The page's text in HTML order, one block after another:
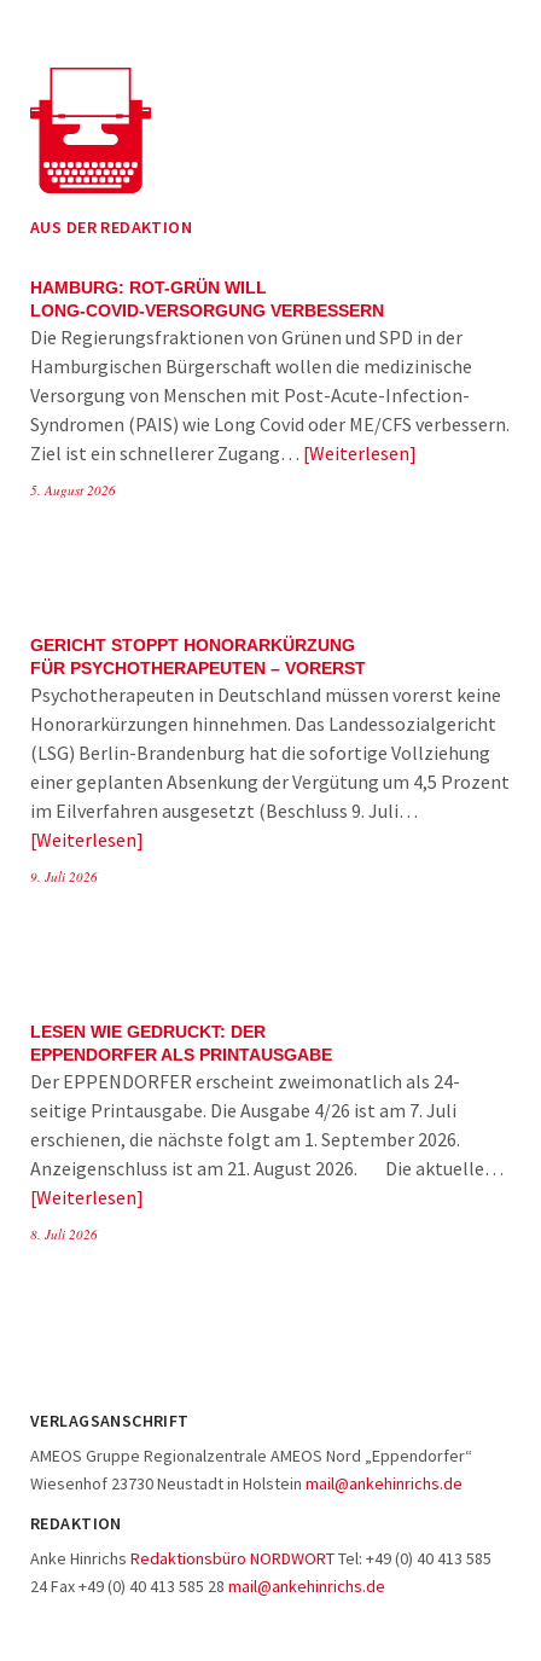
AUS DER REDAKTION
HAMBURG: ROT-GRÜN WILL
LONG-COVID-VERSORGUNG VERBESSERN
Die Regierungsfraktionen von Grünen und SPD in der
Hamburgischen Bürgerschaft wollen die medizinische
Versorgung von Menschen mit Post-Acute-Infection-
Syndromen (PAIS) wie Long Covid oder ME/CFS verbessern.
Ziel ist ein schnellerer Zugang… Weiterlesen
5. August 2026
GERICHT STOPPT HONORARKÜRZUNG
FÜR PSYCHOTHERAPEUTEN – VORERST
Psychotherapeuten in Deutschland müssen vorerst keine
Honorarkürzungen hinnehmen. Das Landessozialgericht
(LSG) Berlin-Brandenburg hat die sofortige Vollziehung
einer geplanten Absenkung der Vergütung um 4,5 Prozent
im Eilverfahren ausgesetzt (Beschluss 9. Juli…
Weiterlesen
9. Juli 2026
LESEN WIE GEDRUCKT: DER
EPPENDORFER ALS PRINTAUSGABE
Der EPPENDORFER erscheint zweimonatlich als 24-
seitige Printausgabe. Die Ausgabe 4/26 ist am 7. Juli
erschienen, die nächste folgt am 1. September 2026.
Anzeigenschluss ist am 21. August 2026. Die aktuelle…
Weiterlesen
8. Juli 2026
VERLAGSANSCHRIFT
AMEOS Gruppe Regionalzentrale AMEOS Nord „Eppendorfer“
Wiesenhof 23730 Neustadt in Holstein mail@ankehinrichs.de
REDAKTION
Anke Hinrichs Redaktionsbüro NORDWORTTel: +49 (0) 40 413 585
24 Fax +49 (0) 40 413 585 28 mail@ankehinrichs.de